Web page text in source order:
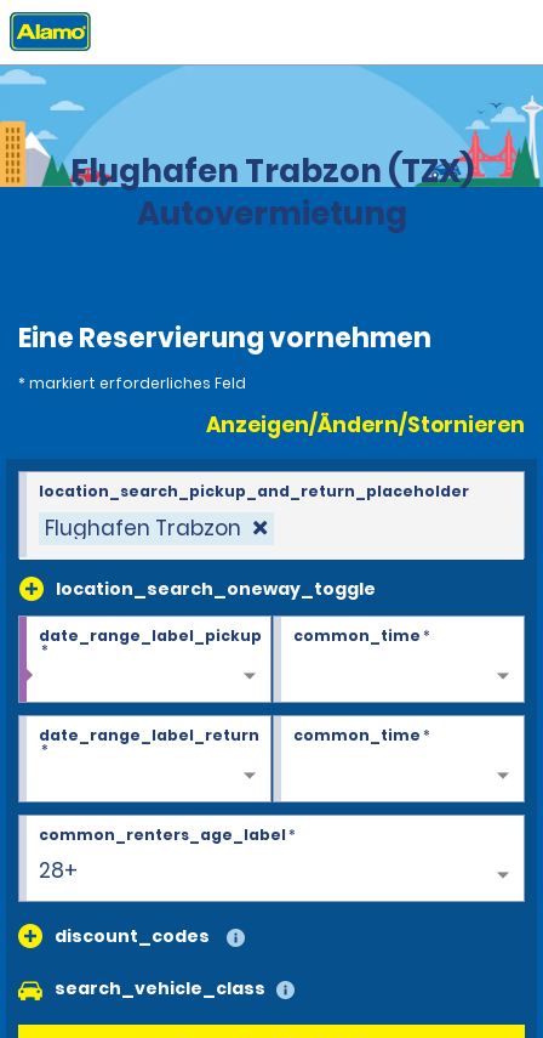
Privat Stationen
Flughafen Trabzon (TZX)
Autovermietung
Eine Reservierung vornehmen
* markiert erforderliches Feld
Anzeigen/Ändern/Stornieren
Flughafen Trabzon
location_search_oneway_toggle
location_search_pickup_and_return_placeholder
date_range_label_pickup
*
common_time*
date_range_label_return
*
common_time*
28+
common_renters_age_label*
discount_codes
search_vehicle_class